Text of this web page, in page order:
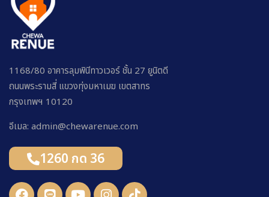
1168/80 อาคารลุมพินีทาวเวอร์ ชั้น 27 ยูนิตดี
ถนนพระรามสี่ แขวงทุ่งมหาเมฆ เขตสาทร
กรุงเทพฯ 10120
อีเมล: admin@chewarenue.com
1260 กด 36